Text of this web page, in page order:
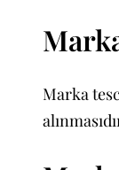
Marka